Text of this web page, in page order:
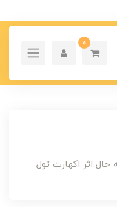
0
اثر اکهارت تول